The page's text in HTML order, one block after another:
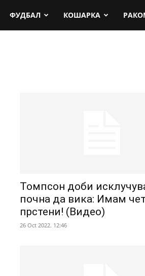
ФУДБАЛ КОШАРКА
Томпсон доби
почна да вика: Имам
прстени! (Видео)
26 Oct 2022. 12:46